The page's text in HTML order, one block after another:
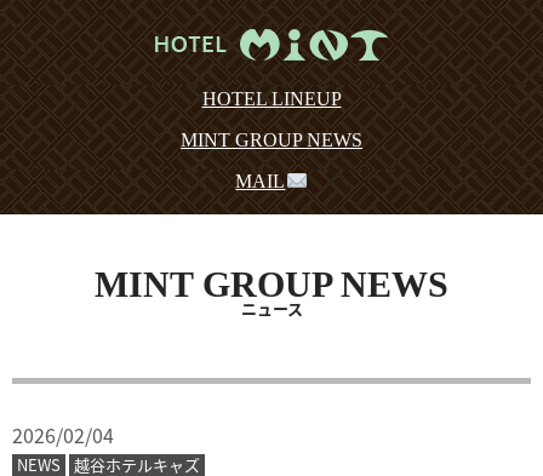
HOTEL LINEUP
MINT GROUP NEWS
MAIL
MINT GROUP NEWS
ニュース
2026/02/04
NEWS 越谷ホテルキャズ